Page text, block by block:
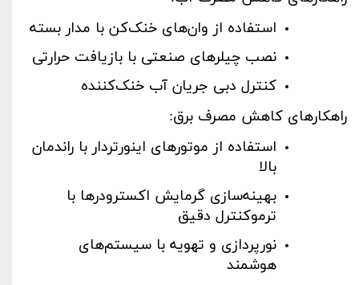
استفاده از وان‌های خنک‌کن با مدار بسته
نصب چیلرهای صنعتی با بازیافت حرارتی
کنترل دبی جریان آب خنک‌کننده
راهکارهای کاهش مصرف برق:
استفاده از موتورهای اینورتر‌دار با راندمان
بالا
بهینه‌سازی گرمایش اکسترودرها با
ترموکنترل دقیق
نورپردازی و تهویه با سیستم‌های
هوشمند